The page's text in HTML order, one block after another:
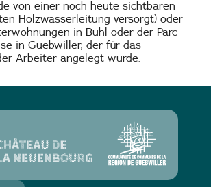
von einer noch heute sichtbaren
Holzwasserleitung versorgt) oder
in Buhl oder der Parc
in Guebwiller, der für das
Arbeiter angelegt wurde.